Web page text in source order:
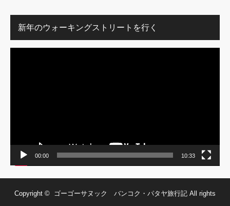
新年のウォーキングストリートを行く
00:00 10:33
Copyright © ゴーゴーサヌック バンコク・パタヤ旅行記 All rights